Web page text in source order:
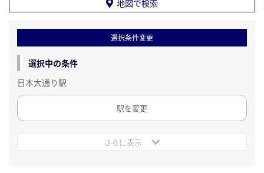
地図で検索
選択条件変更
選択中の条件
日本大通り駅
駅を変更
さらに表示